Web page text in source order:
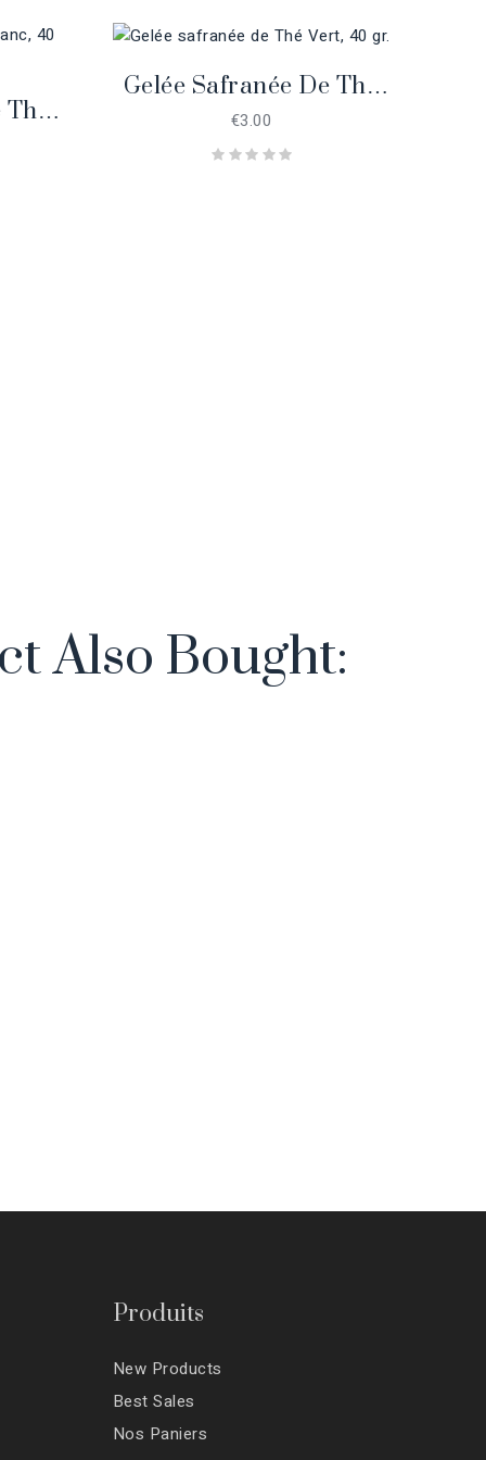
Thé
Gelée Safranée De Thé
Vert, 40 Gr.
€3.00
Also Bought:
Produits
New Products
Best Sales
Nos Paniers